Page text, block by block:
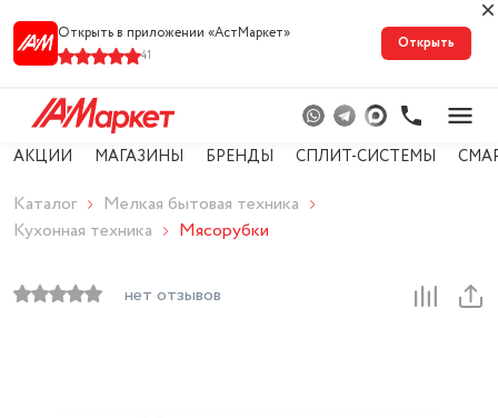
Открыть в приложении «АстМарке‪т‬»
41
Открыть
АКЦИИ МАГАЗИНЫ БРЕНДЫ СПЛИТ-СИСТЕМЫ
Каталог
Мелкая бытовая техника
Кухонная техника
Мясорубки
нет отзывов